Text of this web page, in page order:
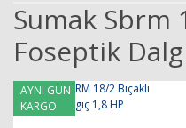
Sumak Sbrm
Foseptik
AYNI GÜN
KARGO